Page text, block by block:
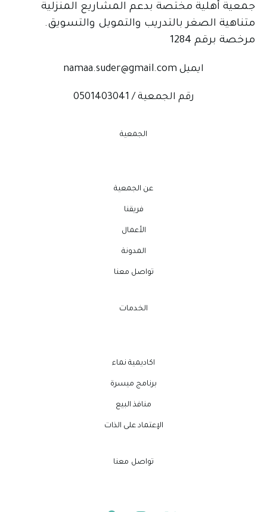
جمعية أهلية مختصة بدعم المشاريع المنزلية
متناهية الصغر بالتدريب والتمويل والتسويق.
مرخصة برقم 1284
ايميل namaa.suder@gmail.com
رقم الجمعية / 0501403041
الجمعية
عن الجمعية
فريقنا
الأعمال
المدونة
تواصل معنا
الخدمات
اكاديمية نماء
برنامج ميسرة
منافذ البيع
الإعتماد على الذات
تواصل معنا